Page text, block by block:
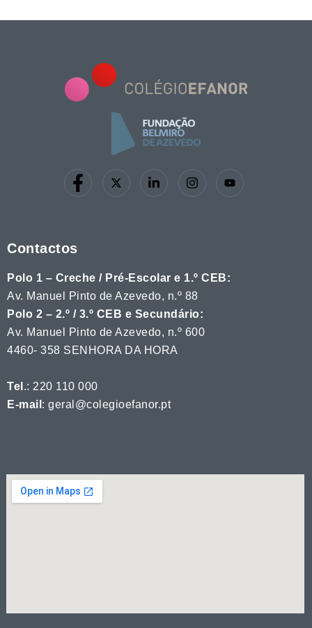
Contactos
Polo 1 – Creche / Pré-Escolar e 1.º CEB:
Av. Manuel Pinto de Azevedo, n.º 88
Polo 2 – 2.º / 3.º CEB e Secundário:
Av. Manuel Pinto de Azevedo, n.º 600
4460- 358 SENHORA DA HORA
Tel .: 220 110 000
E-mail : geral@colegioefanor.pt